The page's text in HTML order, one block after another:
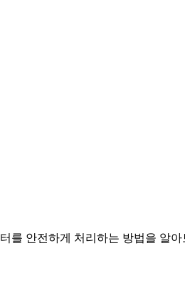
를 안전하게 처리하는 방법을 알아